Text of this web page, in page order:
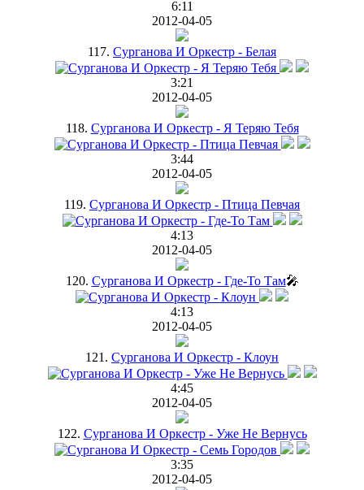
6:11
2012-04-05
117. Сурганова И Оркестр - Белая
3:21
2012-04-05
118. Сурганова И Оркестр - Я Теряю Тебя
3:44
2012-04-05
119. Сурганова И Оркестр - Птица Певчая
4:13
2012-04-05
120. Сурганова И Оркестр - Где-То Там🎤
4:13
2012-04-05
121. Сурганова И Оркестр - Клоун
4:45
2012-04-05
122. Сурганова И Оркестр - Уже Не Вернусь
3:35
2012-04-05